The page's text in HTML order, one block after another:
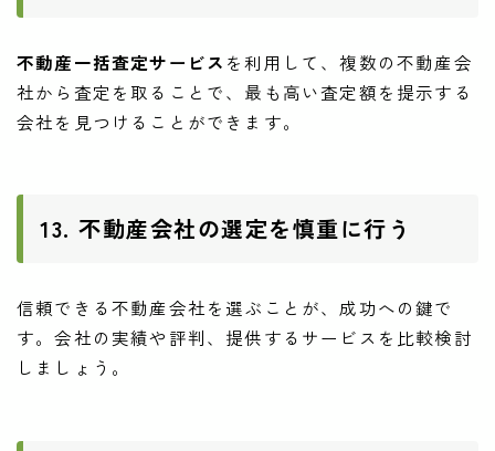
不動産一括査定サービス を利用して、複数の不動産会
社から査定を取ることで、最も高い査定額を提示する
会社を見つけることができます。
13. 不動産会社の選定を慎重に行う
信頼できる不動産会社を選ぶことが、成功への鍵で
す。会社の実績や評判、提供するサービスを比較検討
しましょう。